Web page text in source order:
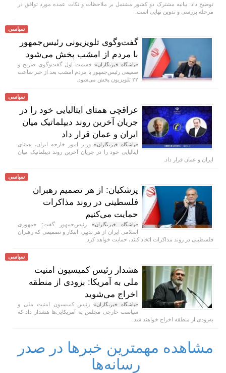
توضیح داد: بیانیه مشترک دو کشور مشتمل بر ملاحظات و نکات عمده مورد توافق در
مرحله بررسی و تدوین نهایی است.
سیاسی
گفت‌وگوی تلویزیونی رئیس‌جمهور
با مردم از امشب پخش می‌شود
«باشگاه خبرنگاران» قسمت اول گفت‌وگوی صریح و
صمیمی رئیس‌جمهور با مردم امشب بعد از خبر ساعت
۲۲ تلویزیون پخش می‌شود.
سیاسی
عراقچی همتای ایتالیایی خود را در
جریان آخرین روند دیپلماتیک میان
ایران و عمان قرار داد
«باشگاه خبرنگاران» وزیر امور خارجه ایران، همتای
ایتالیایی خود را در جریان آخرین روند دیپلماتیک میان
ایران و عمان قرار داد.
سیاسی
پزشکیان: از هر تصمیم رهبران
فلسطینی در روند مذاکرات
حمایت می‌کنیم
«باشگاه خبرنگاران» رئیس‌جمهور گفت: جمهوری
اسلامی ایران از هر تدبیر، ابتکار و تصمیمی که رهبران
فلسطینی در روند مذاکرات اتخاذ کنند، حمایت خواهد کرد.
سیاسی
هشدار رئیس کمیسیون امنیت
ملی به آمریکا: بزودی از منطقه
اخراج می‌شوید
«باشگاه خبرنگاران»رئیس کمیسیون امنیت ملی و
سیاست خارجی مجلس به آمریکایی‌ها هشدار داد که
به‌زودی از منطقه اخراج خواهند شد.
مشاهده مهمترین خبرها در صدر
رسانه‌ها